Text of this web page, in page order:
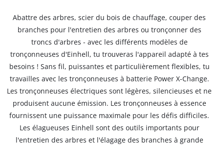
Abattre des arbres, scier du bois de chauffage, couper des
branches pour l'entretien des arbres ou tronçonner des
troncs d'arbres - avec les différents modèles de
tronçonneuses d'Einhell, tu trouveras l'appareil adapté à tes
besoins ! Sans fil, puissantes et particulièrement flexibles, tu
travailles avec les tronçonneuses à batterie Power X-Change.
Les tronçonneuses électriques sont légères, silencieuses et ne
produisent aucune émission. Les tronçonneuses à essence
fournissent une puissance maximale pour les défis difficiles.
Les élagueuses Einhell sont des outils importants pour
l'entretien des arbres et l'élagage des branches à grande